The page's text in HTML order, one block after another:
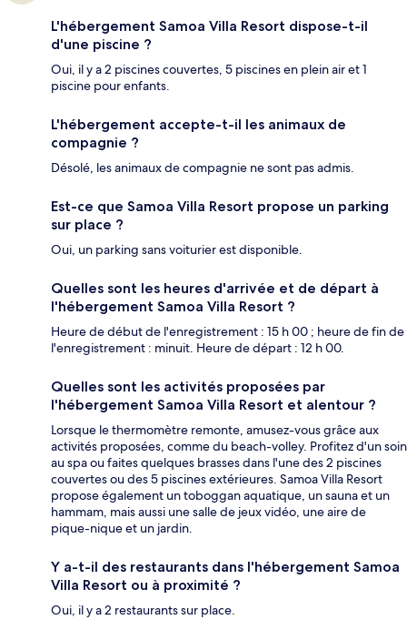
L'hébergement Samoa Villa Resort dispose-t-il
d'une piscine ?
Oui, il y a 2 piscines couvertes, 5 piscines en plein air et 1
piscine pour enfants.
L'hébergement accepte-t-il les animaux de
compagnie ?
Désolé, les animaux de compagnie ne sont pas admis.
Est-ce que Samoa Villa Resort propose un parking
sur place ?
Oui, un parking sans voiturier est disponible.
Quelles sont les heures d'arrivée et de départ à
l'hébergement Samoa Villa Resort ?
Heure de début de l'enregistrement : 15 h 00 ; heure de fin de
l'enregistrement : minuit. Heure de départ : 12 h 00.
Quelles sont les activités proposées par
l'hébergement Samoa Villa Resort et alentour ?
Lorsque le thermomètre remonte, amusez-vous grâce aux
activités proposées, comme du beach-volley. Profitez d'un soin
au spa ou faites quelques brasses dans l'une des 2 piscines
couvertes ou des 5 piscines extérieures. Samoa Villa Resort
propose également un toboggan aquatique, un sauna et un
hammam, mais aussi une salle de jeux vidéo, une aire de
pique-nique et un jardin.
Y a-t-il des restaurants dans l'hébergement Samoa
Villa Resort ou à proximité ?
Oui, il y a 2 restaurants sur place.